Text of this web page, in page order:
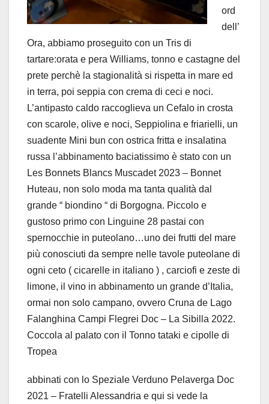
ord
dell’
Ora, abbiamo proseguito con un Tris di
tartare:orata e pera Williams, tonno e castagne del
prete perchè la stagionalità si rispetta in mare ed
in terra, poi seppia con crema di ceci e noci.
L’antipasto caldo raccoglieva un Cefalo in crosta
con scarole, olive e noci, Seppiolina e friarielli, un
suadente Mini bun con ostrica fritta e insalatina
russa l’abbinamento baciatissimo è stato con un
Les Bonnets Blancs Muscadet 2023 – Bonnet
Huteau, non solo moda ma tanta qualità dal
grande “ biondino “ di Borgogna. Piccolo e
gustoso primo con Linguine 28 pastai con
spernocchie in puteolano…uno dei frutti del mare
più conosciuti da sempre nelle tavole puteolane di
ogni ceto ( cicarelle in italiano ) , carciofi e zeste di
limone, il vino in abbinamento un grande d’Italia,
ormai non solo campano, ovvero Cruna de Lago
Falanghina Campi Flegrei Doc – La Sibilla 2022.
Coccola al palato con il Tonno tataki e cipolle di
Tropea
abbinati con lo Speziale Verduno Pelaverga Doc
2021 – Fratelli Alessandria e qui si vede la